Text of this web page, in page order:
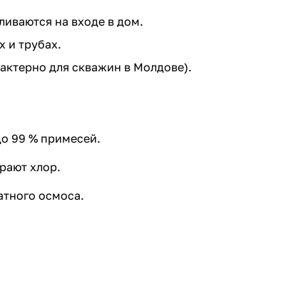
на входе в дом.
и трубах.
для скважин в Молдове).
99 % примесей.
хлор.
осмоса.